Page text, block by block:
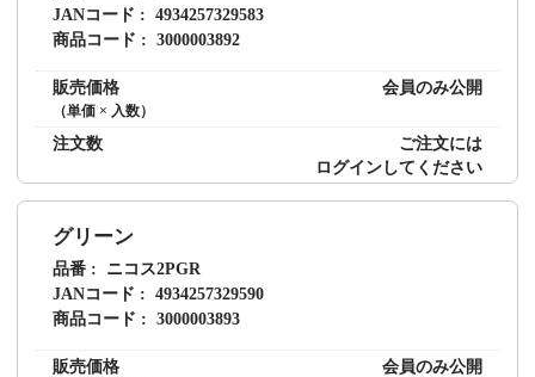
JANコード
4934257329583
商品コード
3000003892
販売価格
（単価 × 入数）
会員のみ公開
注文数
ご注文には
ログインしてください
グリーン
品番
ニコス2PGR
JANコード
4934257329590
商品コード
3000003893
販売価格 会員のみ公開